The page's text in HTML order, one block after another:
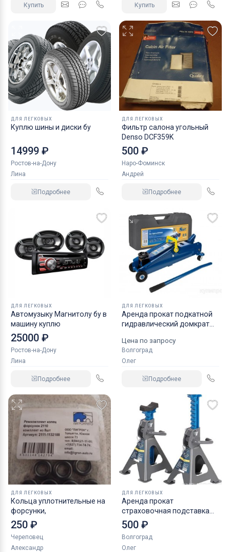
Купить Купить
ДЛЯ ЛЕГКОВЫХ
Куплю шины и диски бу
14999 ₽
Ростов-на-Дону
Лина
Подробнее
ДЛЯ ЛЕГКОВЫХ
Фильтр салона угольный
Denso DCF359K
500 ₽
Наро-Фоминск
Андрей
Подробнее
ДЛЯ ЛЕГКОВЫХ
Автомузыку Магнитолу бу в
машину куплю
25000 ₽
Ростов-на-Дону
Лина
Подробнее
ДЛЯ ЛЕГКОВЫХ
Аренда прокат подкатной
гидравлический домкрат
Цена по запросу
Волгоград
Олег
Подробнее
ДЛЯ ЛЕГКОВЫХ
Кольца уплотнительные на
форсунки,
250 ₽
Череповец
Александр
ДЛЯ ЛЕГКОВЫХ
Аренда прокат
страховочная подставка
NORDBERG 2 т
500 ₽
Волгоград
Олег